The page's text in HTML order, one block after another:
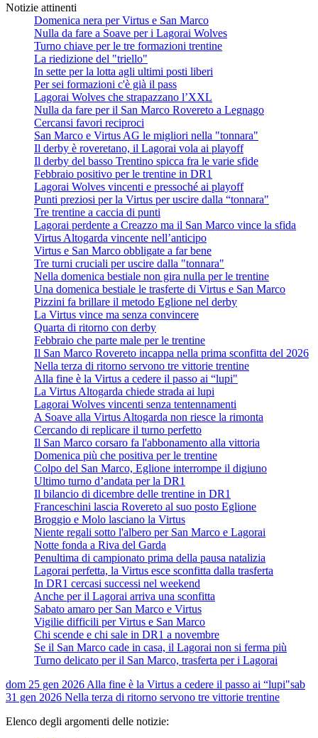
Notizie attinenti
Domenica nera per Virtus e San Marco
Nulla da fare a Soave per i Lagorai Wolves
Turno chiave per le tre formazioni trentine
La riedizione del "triello"
In sette per la lotta agli ultimi posti liberi
Per sei formazioni c'è già il pass
Lagorai Wolves che strapazzano l’XXL
Nulla da fare per il San Marco Rovereto a Legnago
Cercansi favori reciproci
San Marco e Virtus AG le migliori nella "tonnara"
Il derby è roveretano, il Lagorai vola ai playoff
Il derby del basso Trentino spicca fra le varie sfide
Febbraio positivo per le trentine in DR1
Lagorai Wolves vincenti e pressoché ai playoff
Punti preziosi per la Virtus per uscire dalla “tonnara"
Tre trentine a caccia di punti
Lagorai perdente a Creazzo ma il San Marco vince la sfida
Virtus Altogarda vincente nell’anticipo
Virtus e San Marco obbligate a far bene
Tre turni cruciali per uscire dalla "tonnara"
Nella domenica bestiale non gira nulla per le trentine
Una domenica bestiale le trasferte di Virtus e San Marco
Pizzini fa brillare il metodo Eglione nel derby
La Virtus vince ma senza convincere
Quarta di ritorno con derby
Febbraio che parte male per le trentine
Il San Marco Rovereto incappa nella prima sconfitta del 2026
Nella terza di ritorno servono tre vittorie trentine
Alla fine è la Virtus a cedere il passo ai “lupi"
La Virtus Altogarda chiede strada ai lupi
Lagorai Wolves vincenti senza tentennamenti
A Soave alla Virtus Altogarda non riesce la rimonta
Cercando di replicare il turno perfetto
Il San Marco corsaro fa l'abbonamento alla vittoria
Domenica più che positiva per le trentine
Colpo del San Marco, Eglione interrompe il digiuno
Ultimo turno d’andata per la DR1
Il bilancio di dicembre delle trentine in DR1
Franceschini lascia Rovereto al suo posto Eglione
Broggio e Molo lasciano la Virtus
Niente regali sotto l'albero per San Marco e Lagorai
Notte fonda a Riva del Garda
Penultima di campionato prima della pausa natalizia
Lagorai perfetta, la Virtus esce sconfitta dalla trasferta
In DR1 cercasi successi nel weekend
Anche per il Lagorai arriva una sconfitta
Sabato amaro per San Marco e Virtus
Vigilie difficili per Virtus e San Marco
Chi scende e chi sale in DR1 a novembre
Se il San Marco cade in casa, il Lagorai non si ferma più
Turno delicato per il San Marco, trasferta per i Lagorai
dom 25 gen 2026 Alla fine è la Virtus a cedere il passo ai “lupi"sab
31 gen 2026 Nella terza di ritorno servono tre vittorie trentine
Elenco degli argomenti delle notizie: